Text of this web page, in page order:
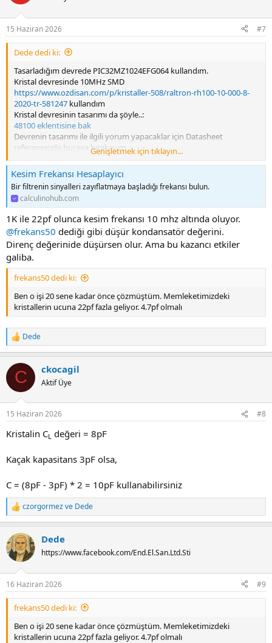
i
s
:
15 Haziran 2026 #7
Dede dedi ki:
Tasarladığım devrede PIC32MZ1024EFG064 kullandım.
Kristal devresinde 10MHz SMD
https://www.ozdisan.com/p/kristaller-508/raltron-rh100-10-000-8-
2020-tr-581247 kullandım
Kristal devresinin tasarımı da şöyle..:
48100 eklentisine bak
Devrenin tasarımı ile ilgili yorum yapacaklar için Datasheet
referansınıda buraya bırakayım..:
Gelelim probleme.
Kristal bir türlü rezonansa gelmiyor.
5 Adet PCB dizgisinde 1 tanesi sadece sağlıklı çalışıyor.
bazen çalışmadığı da oluyor.
Bir tanesi warki ne yaptıysam çalıştıramadım.
TH 10MHZ takarak çalıştırdım ama ilk enerjilendiğinde rezonansa
gelmiyor maalesef.
Böyle rastgeleliğin kaynağı ne olabilir?
PCB tarafıda böyle:
Öneri ve tecrübelerinizi paylaşırsanız sevinirim.
Genişletmek için tıklayın...
Kesim Frekansı Hesaplayıcı
Bir filtrenin sinyalleri zayıflatmaya başladığı frekansı bulun.
calculinohub.com
1K ile 22pf olunca kesim frekansı 10 mhz altında oluyor.
@frekans50 dediği gibi düşür kondansatör değerini.
Direnç değerinide düşürsen olur. Ama bu kazancı etkiler
galiba.
frekans50 dedi ki:
Ben o işi 20 sene kadar önce çözmüştüm. Memleketimizdeki
kristallerin ucuna 22pf fazla geliyor. 4.7pf olmalı
R
e
c
i
s
Dede
C ckocagil
Aktif Üye
15 Haziran 2026 #8
Kristalin CL değeri = 8pF
Kaçak kapasitans 3pF olsa,
C = (8pF - 3pF) * 2 = 10pF kullanabilirsiniz
R
e
c
t
i
s
:
czorgormezve Dede
Dede
https://www.facebook.com/End.El.San.Ltd.Sti
16 Haziran 2026 #9
frekans50 dedi ki:
Ben o işi 20 sene kadar önce çözmüştüm. Memleketimizdeki
kristallerin ucuna 22pf fazla geliyor. 4.7pf olmalı